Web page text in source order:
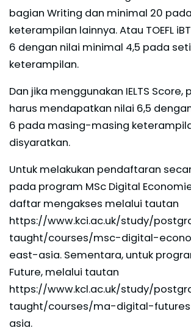
bagian Writing dan minimal 20
keterampilan lainnya. Atau TOEFL
6 dengan nilai minimal 4,5 pada
keterampilan.
Dan jika menggunakan IELTS
harus mendapatkan nilai 6,5
6 pada masing-masing
disyaratkan.
Untuk melakukan pendaftaran
pada program MSc Digital
daftar mengakses melalui tautan
https://www.kci.ac.uk/study/
taught/courses/msc-digital-
east-asia. Sementara, untuk
Future, melalui tautan
https://www.kcl.ac.uk/study/
taught/courses/ma-digital-
asia.